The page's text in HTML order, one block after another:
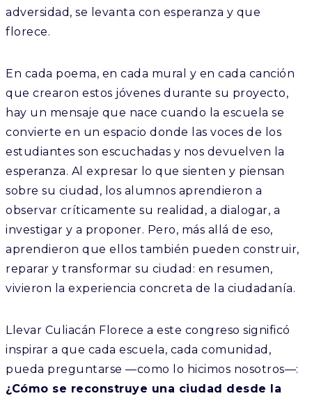
adversidad, se levanta con esperanza y que
florece.
En cada poema, en cada mural y en cada canción
que crearon estos jóvenes durante su proyecto,
hay un mensaje que nace cuando la escuela se
convierte en un espacio donde las voces de los
estudiantes son escuchadas y nos devuelven la
esperanza. Al expresar lo que sienten y piensan
sobre su ciudad, los alumnos aprendieron a
observar críticamente su realidad, a dialogar, a
investigar y a proponer. Pero, más allá de eso,
aprendieron que ellos también pueden construir,
reparar y transformar su ciudad: en resumen,
vivieron la experiencia concreta de la ciudadanía.
Llevar Culiacán Florece a este congreso significó
inspirar a que cada escuela, cada comunidad,
pueda preguntarse —como lo hicimos nosotros—:
¿Cómo se reconstruye una ciudad desde la